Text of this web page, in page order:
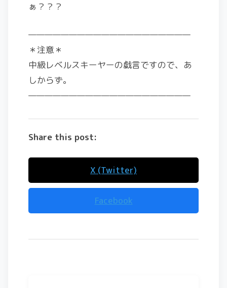
ぁ？？？
————————————————————
＊注意＊
中級レベルスキーヤーの戯言ですので、あ
しからず。
————————————————————
Share this post:
X (Twitter)
Facebook